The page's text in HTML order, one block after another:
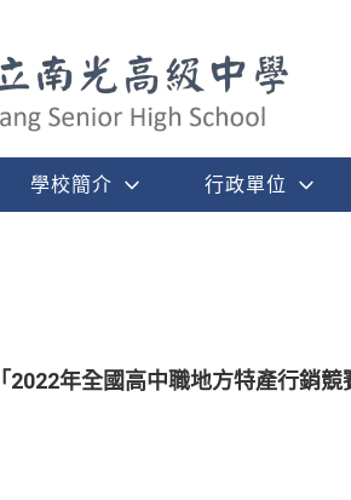
學校簡介 行政單位
「2022年全國高中職地方特產行銷競